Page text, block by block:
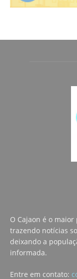
O Cajaon é o
trazendo notícias
deixando a
informada.
Entre em contato: